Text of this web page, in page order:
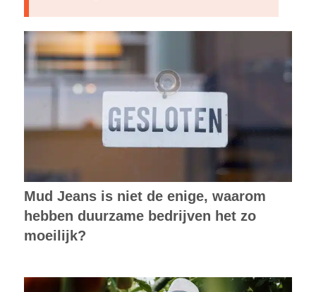
Mud Jeans is niet de enige, waarom
hebben duurzame bedrijven het zo
moeilijk?